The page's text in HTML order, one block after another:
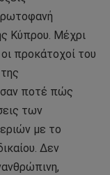
Κύπρου. Μέχρι
προκάτοχοί του
ποτέ πώς
των
με το
Δεν